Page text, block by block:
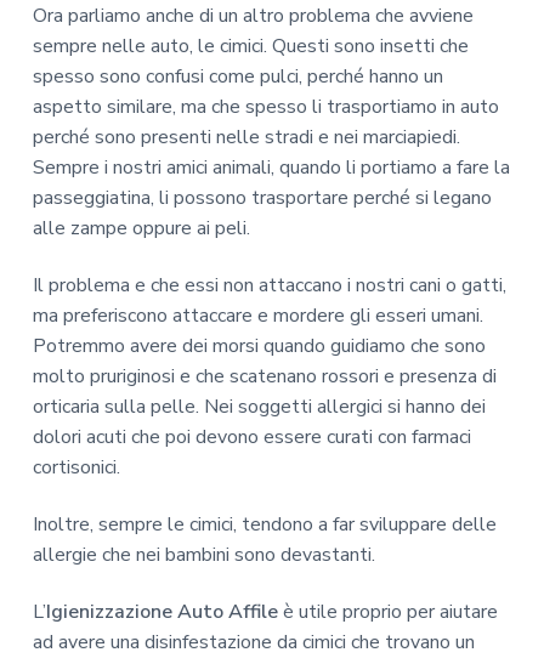
Ora parliamo anche di un altro problema che avviene
sempre nelle auto, le cimici. Questi sono insetti che
spesso sono confusi come pulci, perché hanno un
aspetto similare, ma che spesso li trasportiamo in auto
perché sono presenti nelle stradi e nei marciapiedi.
Sempre i nostri amici animali, quando li portiamo a fare la
passeggiatina, li possono trasportare perché si legano
alle zampe oppure ai peli.
Il problema e che essi non attaccano i nostri cani o gatti,
ma preferiscono attaccare e mordere gli esseri umani.
Potremmo avere dei morsi quando guidiamo che sono
molto pruriginosi e che scatenano rossori e presenza di
orticaria sulla pelle. Nei soggetti allergici si hanno dei
dolori acuti che poi devono essere curati con farmaci
cortisonici.
Inoltre, sempre le cimici, tendono a far sviluppare delle
allergie che nei bambini sono devastanti.
L’Igienizzazione Auto Affileè utile proprio per aiutare
ad avere una disinfestazione da cimici che trovano un